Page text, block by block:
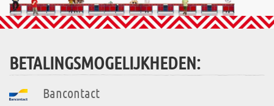
BETALINGSMOGELIJKHEDEN:
Bancontact